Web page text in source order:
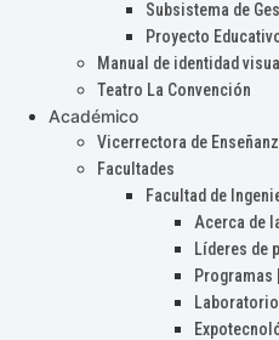
Subsistema de
Proyecto
Manual de identidad visual
Teatro La Convención
Académico
Vicerrectora de
Facultades
Facultad de
Acerca de
Líderes de
Programas